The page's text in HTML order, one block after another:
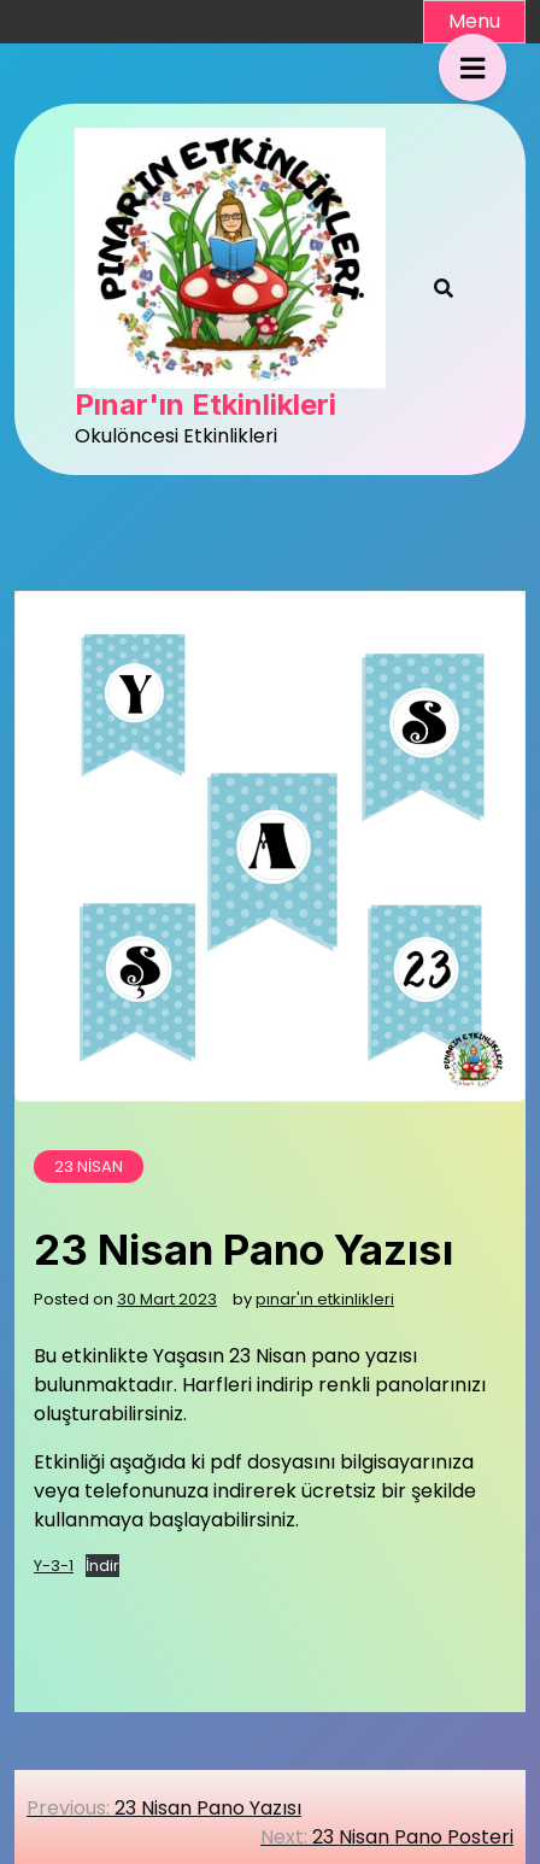
to
Menu
Pınar'ın Etkinlikleri
Okulöncesi Etkinlikleri
23 NISAN
23 Nisan Pano Yazısı
Posted on 30 Mart 2023 bypınar'ın etkinlikleri
Bu etkinlikte Yaşasın 23 Nisan pano yazısı
bulunmaktadır. Harfleri indirip renkli panolarınızı
oluşturabilirsiniz.
Etkinliği aşağıda ki pdf dosyasını bilgisayarınıza
veya telefonunuza indirerek ücretsiz bir şekilde
kullanmaya başlayabilirsiniz.
Y-3-1 İndir
Yazı
Previous: 23 Nisan Pano Yazısı
Next: 23 Nisan Pano Posteri